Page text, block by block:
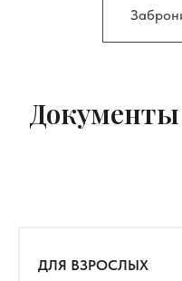
Документы
ДЛЯ ВЗРОСЛЫХ